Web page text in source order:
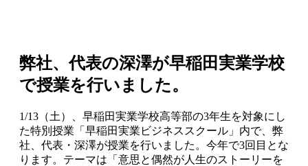
弊社、代表の深澤が早稲田実業学校
で授業を行いました。
1/13（土）、早稲田実業学校高等部の3年生を対象にし
た特別授業「早稲田実業ビジネススクール」内で、弊
社、代表・深澤が授業を行いました。今年で3回目とな
ります。テーマは「意思と偶然が人生のストーリーを